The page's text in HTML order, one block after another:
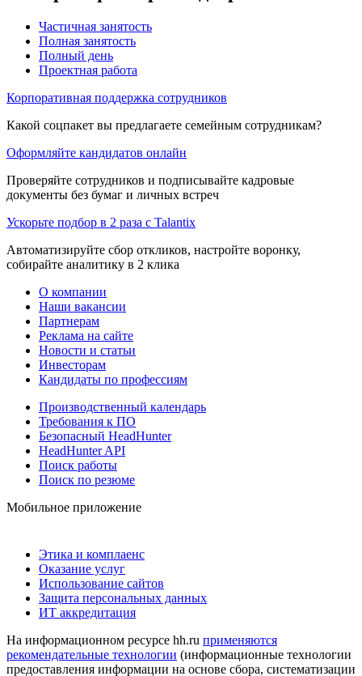
Частичная занятость
Полная занятость
Полный день
Проектная работа
Корпоративная поддержка сотрудников
Какой соцпакет вы предлагаете семейным сотрудникам?
Оформляйте кандидатов онлайн
Проверяйте сотрудников и подписывайте кадровые
документы без бумаг и личных встреч
Ускорьте подбор в 2 раза с Talantix
Автоматизируйте сбор откликов, настройте воронку,
собирайте аналитику в 2 клика
О компании
Наши вакансии
Партнерам
Реклама на сайте
Новости и статьи
Инвесторам
Кандидаты по профессиям
Производственный календарь
Требования к ПО
Безопасный HeadHunter
HeadHunter API
Поиск работы
Поиск по резюме
Мобильное приложение
Этика и комплаенс
Оказание услуг
Использование сайтов
Защита персональных данных
ИТ аккредитация
На информационном ресурсе hh.ru применяются
рекомендательные технологии (информационные технологии
предоставления информации на основе сбора, систематизации